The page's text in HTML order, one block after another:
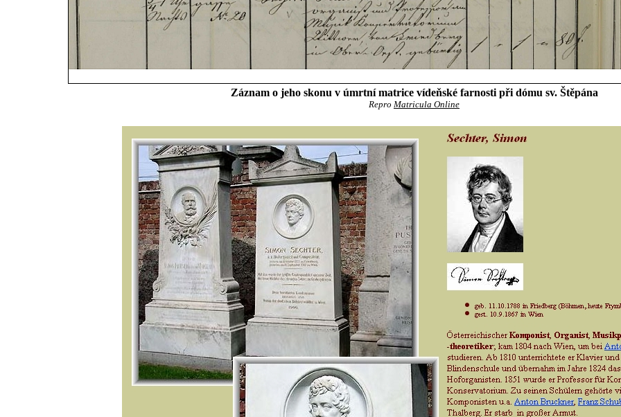
Záznam o jeho skonu v úmrtní matrice vídeňské farnosti při dómu sv. Štěpána
Repro Matricula Online